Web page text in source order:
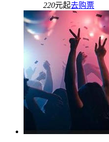
220元起去购票